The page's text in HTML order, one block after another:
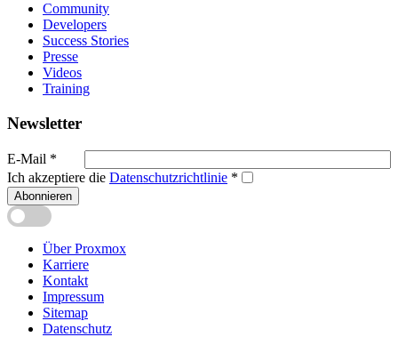
Community
Developers
Success Stories
Presse
Videos
Training
Newsletter
E-Mail *
Ich akzeptiere die Datenschutzrichtlinie *
Abonnieren
Über Proxmox
Karriere
Kontakt
Impressum
Sitemap
Datenschutz